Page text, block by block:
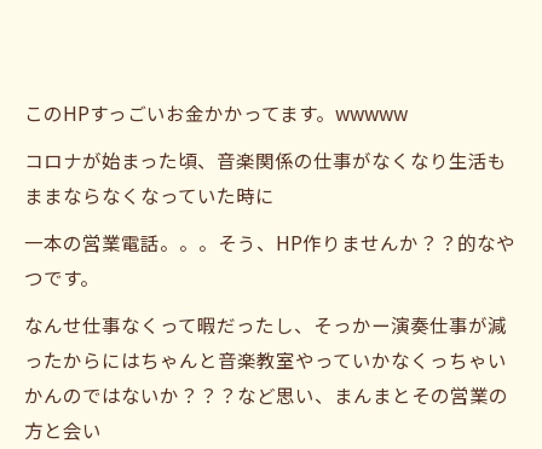
このHPすっごいお金かかってます。wwwww
コロナが始まった頃、音楽関係の仕事がなくなり生活も
ままならなくなっていた時に
一本の営業電話。。。そう、HP作りませんか？？的なや
つです。
なんせ仕事なくって暇だったし、そっかー演奏仕事が減
ったからにはちゃんと音楽教室やっていかなくっちゃい
かんのではないか？？？など思い、まんまとその営業の
方と会い